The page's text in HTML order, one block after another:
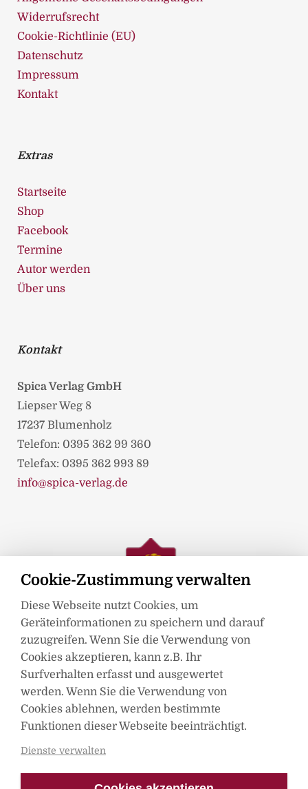
Cookie-Zustimmung verwalten
Diese Webseite nutzt Cookies, um
Geräteinformationen zu speichern und darauf
zuzugreifen. Wenn Sie die Verwendung von
Cookies akzeptieren, kann z.B. Ihr
Surfverhalten erfasst und ausgewertet
werden. Wenn Sie die Verwendung von
Cookies ablehnen, werden bestimmte
Funktionen dieser Webseite beeinträchtigt.
Dienste verwalten
Widerrufsrecht
Cookie-Richtlinie (EU)
Datenschutz
Impressum
Kontakt
Extras
Startseite
Shop
Facebook
Termine
Autor werden
Über uns
Kontakt
Spica Verlag GmbH
Liepser Weg 8
17237 Blumenholz
Telefon: 0395 362 99 360
Telefax: 0395 362 993 89
info@spica-verlag.de
Mitglied im